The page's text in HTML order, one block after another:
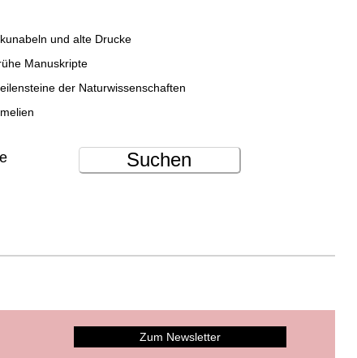
und alte Drucke
Manuskripte
der Naturwissenschaften
Suchen
Zum Newsletter